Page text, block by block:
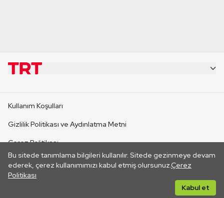
Bu sitede tanımlama bilgileri kullanılır. Sitede gezinmeye devam
ederek, çerez kullanımımızı kabul etmiş olursunuz.Çerez
Politikası
Kabul et
CANLI YAYINLAR
Kullanım Koşulları
Gizlilik Politikası ve Aydınlatma Metni
Çerez Politikası
İletişim
Her hakkı saklıdır. ©2026 TRT. Bağlantı yoluyla gidilen dış